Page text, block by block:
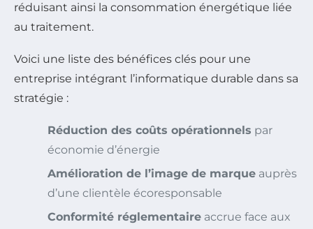
réduisant ainsi la consommation énergétique liée
au traitement.
Voici une liste des bénéfices clés pour une
entreprise intégrant l’informatique durable dans sa
stratégie :
Réduction des coûts opérationnels par
économie d’énergie
Amélioration de l’image de marque auprès
d’une clientèle écoresponsable
Conformité réglementaire accrue face aux